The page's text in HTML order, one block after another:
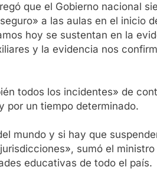
que el Gobierno nacional
a las aulas en el inicio
hoy se sustentan en la
y la evidencia nos
todos los incidentes» de
por un tiempo determinado.
mundo y si hay que
sumó el
educativas de todo el país.